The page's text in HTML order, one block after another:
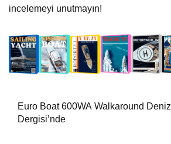
incelemeyi unutmayın!
Euro Boat 600WA Walkaround Deniz
Dergisi’nde